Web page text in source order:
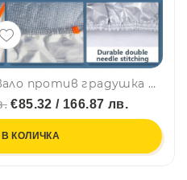
Водоустойчиво покривало против градушка с алуминиево покритие за автомобил размер XXL - 5.33m x 1.78m x 1.2m
€85.32 / 166.87 лв.
КОЛИЧКА